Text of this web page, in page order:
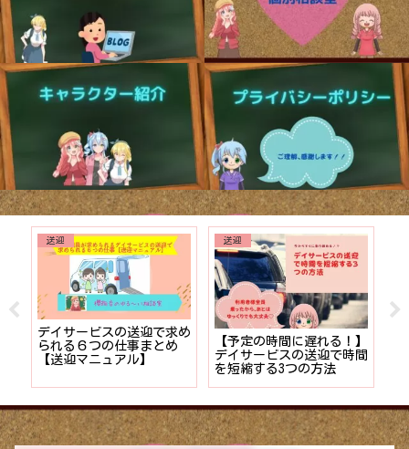
送迎
デイサービスの送迎で求め
られる６つの仕事まとめ
【送迎マニュアル】
送迎
【予定の時間に遅れる！】
デイサービスの送迎で時間
を短縮する3つの方法